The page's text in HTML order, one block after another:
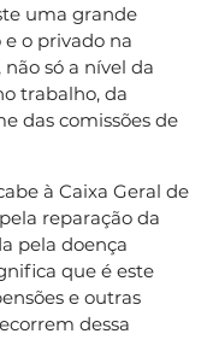
uma grande
o privado na
só a nível da
trabalho, da
das comissões de
à Caixa Geral de
reparação da
pela doença
que é este
e outras
dessa